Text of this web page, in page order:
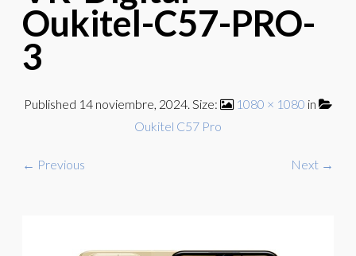
Oukitel-C57-PRO-
3
Published 14 noviembre, 2024. Size: 1080 × 1080 in
Oukitel C57 Pro
← Previous Next →